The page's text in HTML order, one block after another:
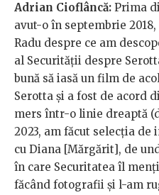
Adrian Cioflâncă: Prima
avut-o în septembrie
Radu despre ce am
al Securității despre
bună să iasă un film de
Serotta și a fost de acord
mers într-o linie dreaptă
2023, am făcut selecția
cu Diana [Mărgărit], de
în care Securitatea îl
făcând fotografii și l-am